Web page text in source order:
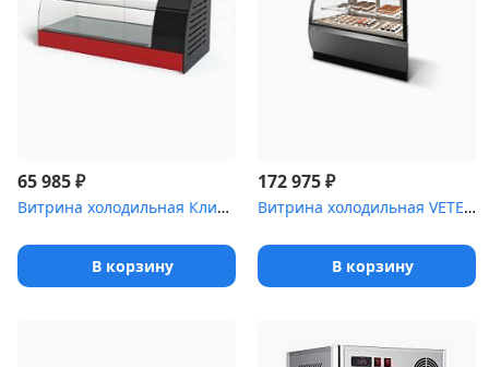
65 985₽
Витрина холодильная Клио ,0 [ВХСд-1]
В корзину
172 975₽
Витрина холодильная VETE LUX AN [(угол наружный 45 град.)]
В корзину